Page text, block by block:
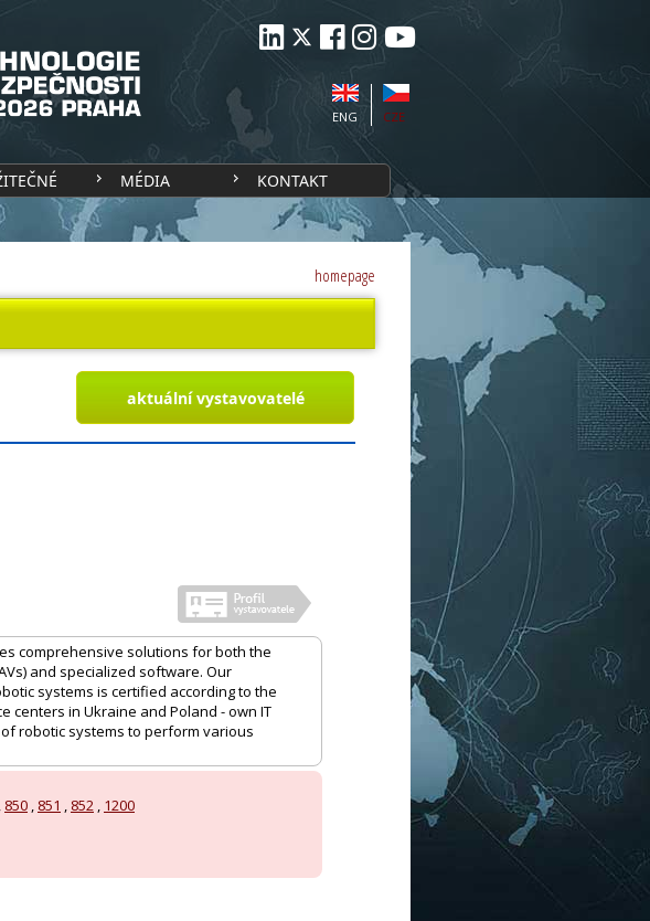
CZE
ENG
MÉDIA KONTAKT
homepage
aktuální vystavovatelé
comprehensive solutions for both the
and specialized software. Our
systems is certified according to the
centers in Ukraine and Poland - own IT
robotic systems to perform various
, 850 , 851 , 852 , 1200